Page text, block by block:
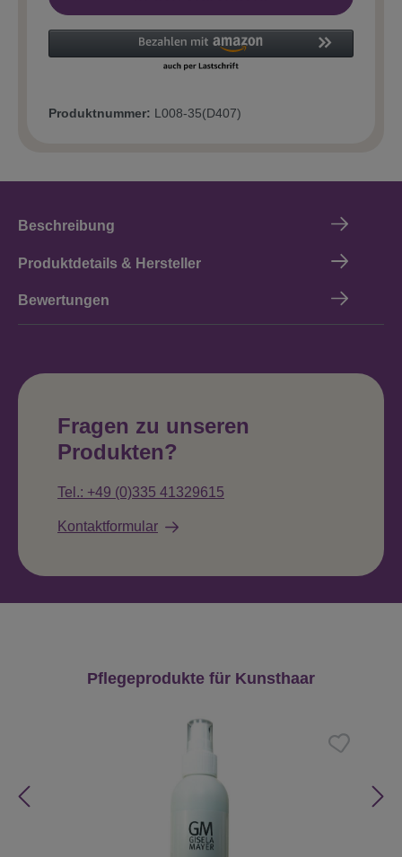
Produktnummer: L008-35(D407)
Beschreibung
Produktdetails & Hersteller
Bewertungen
Fragen zu unseren
Produkten?
Tel.: +49 (0)335 41329615
Kontaktformular
Produktgalerie überspringen
Pflegeprodukte für Kunsthaar